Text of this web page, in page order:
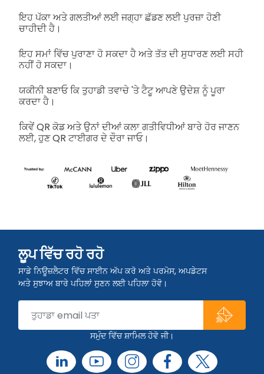
ਇਹ ਪੱਕਾ ਅਤੇ ਗਲਤੀਆਂ ਲਈ ਜਗ੍ਹਾ ਛੱਡਣ ਲਈ ਪੁਰਜ਼ਾ ਹੋਣੀ
ਚਾਹੀਦੀ ਹੈ।
ਇਹ ਸਮਾਂ ਵਿੱਚ ਪੁਰਾਣਾ ਹੋ ਸਕਦਾ ਹੈ ਅਤੇ ਤੱਤ ਦੀ ਸੁਧਾਰਣ ਲਈ ਸਹੀ
ਨਹੀਂ ਹੋ ਸਕਦਾ।
ਯਕੀਨੀ ਬਣਾਓ ਕਿ ਤੁਹਾਡੀ ਤਵਾਚੇ 'ਤੇ ਟੈਟੂ ਆਪਣੇ ਉਦੇਸ਼ ਨੂੰ ਪੂਰਾ
ਕਰਦਾ ਹੈ।
ਕਿਵੇਂ QR ਕੋਡ ਅਤੇ ਉਨਾਂ ਦੀਆਂ ਕਲਾ ਗਤੀਵਿਧੀਆਂ ਬਾਰੇ ਹੋਰ ਜਾਣਨ
ਲਈ, ਹੁਣ QR ਟਾਈਗਰ ਦੇ ਦੌਰਾ ਜਾਓ।
ਲੂਪ ਵਿੱਚ ਰਹੋ ਰਹੋ
ਸਾਡੇ ਨਿਊਜ਼ਲੈਟਰ ਵਿੱਚ ਸਾਈਨ ਅੱਪ ਕਰੋ ਅਤੇ ਪਰਮੋਸ, ਅਪਡੇਟਸ
ਅਤੇ ਸੁਝਾਅ ਬਾਰੇ ਪਹਿਲਾਂ ਸੁਣਨ ਲਈ ਪਹਿਲਾ ਹੋਵੋ।
ਸਮੁੰਦ ਵਿੱਚ ਸ਼ਾਮਿਲ ਹੋਵੋ ਜੀ।